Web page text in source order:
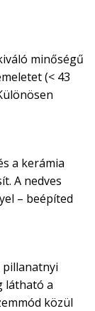
minőségű
(< 43
a kerámia
A nedves
– beépíted
pillanatnyi
látható a
közül